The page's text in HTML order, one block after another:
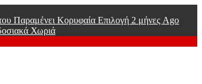
Παραμένει Κορυφαία Επιλογή 2 μήνες Ago
Χωριά